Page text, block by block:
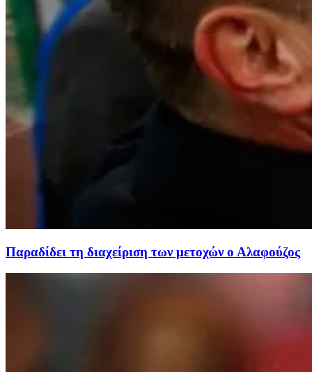
Παραδίδει τη διαχείριση των μετοχών ο Αλαφούζος